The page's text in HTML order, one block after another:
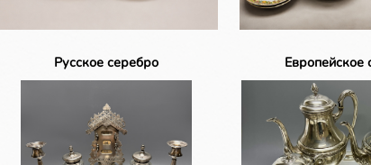
Русское серебро Европейское